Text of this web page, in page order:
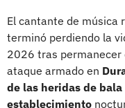
El cantante de música
terminó perdiendo la
2026 tras permanecer
ataque armado en
de las heridas de
establecimiento